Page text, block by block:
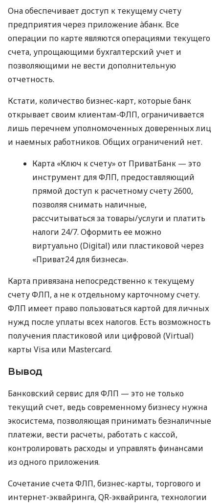
Она обеспечивает доступ к текущему счету
предприятия через приложение àбанк. Все
операции по карте являются операциями текущего
счета, упрощающими бухгалтерский учет и
позволяющими не вести дополнительную
отчетность.
Кстати, количество бизнес-карт, которые банк
открывает своим клиентам-ФЛП, ограничивается
лишь перечнем уполномоченных доверенных лиц
и наемных работников. Общих ограничений нет.
Карта «Ключ к счету» от ПриватБанк — это
инструмент для ФЛП, предоставляющий
прямой доступ к расчетному счету 2600,
позволяя снимать наличные,
рассчитываться за товары/услуги и платить
налоги 24/7. Оформить ее можно
виртуально (Digital) или пластиковой через
«Приват24 для бизнеса».
Карта привязана непосредственно к текущему
счету ФЛП, а не к отдельному карточному счету.
ФЛП имеет право пользоваться картой для личных
нужд после уплаты всех налогов. Есть возможность
получения пластиковой или цифровой (Virtual)
карты Visa или Mastercard.
Вывод
Банковский сервис для ФЛП — это не только
текущий счет, ведь современному бизнесу нужна
экосистема, позволяющая принимать безналичные
платежи, вести расчеты, работать с кассой,
контролировать расходы и управлять финансами
из одного приложения.
Сочетание счета ФЛП, бизнес-карты, торгового и
интернет-эквайринга, QR-эквайринга, технологии